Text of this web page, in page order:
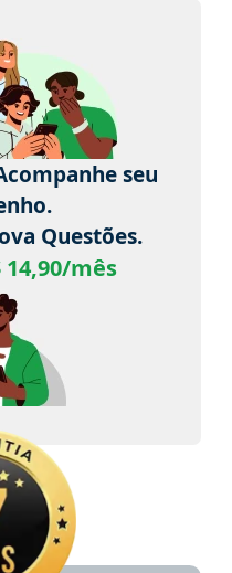
seu
Questões.
mês